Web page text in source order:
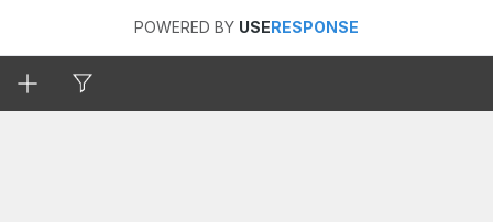
POWERED BY USERESPONSE